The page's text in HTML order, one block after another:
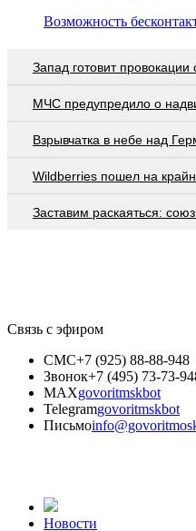
Возможность
Запад готовит
МЧС предупредило о
Взрывчатка в небе над
Wildberries пошел на
Заставим раскаяться:
Связь с эфиром
СМС+7 (925) 88-88-948
Звонок+7 (495) 73-73-
MAXgovoritmskbot
Telegramgovoritmskbot
Письмо
Новости